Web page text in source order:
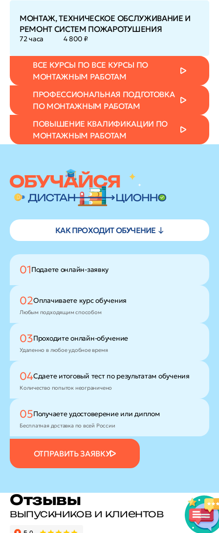
МОНТАЖ, ТЕХНИЧЕСКОЕ ОБСЛУЖИВАНИЕ И
РЕМОНТ СИСТЕМ ПОЖАРОТУШЕНИЯ
72 часа 4 800 ₽
ВСЕ КУРСЫ ПО ВСЕ КУРСЫ ПО
МОНТАЖНЫМ РАБОТАМ
ПРОФЕССИОНАЛЬНАЯ ПОДГОТОВКА
ПО МОНТАЖНЫМ РАБОТАМ
ПОВЫШЕНИЕ КВАЛИФИКАЦИИ ПО
МОНТАЖНЫМ РАБОТАМ
КАК ПРОХОДИТ ОБУЧЕНИЕ ↓
01Подаете онлайн-заявку
ОТПРАВИТЬ ЗАЯВКУ
02Оплачиваете курс обучения
Любым подходящим способом
03Проходитеонлайн-обучение
Удаленно в любое удобное время
04Сдаете итоговый тест по результатам обучения
Количество попыток неограничено
05Получаете удостоверение или диплом
Бесплатная доставка по всей России
Отзывы
выпускников и клиентов